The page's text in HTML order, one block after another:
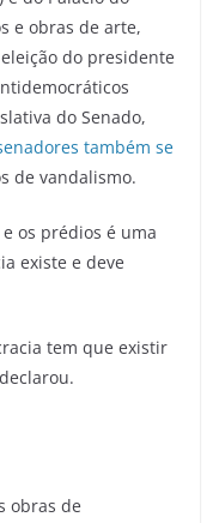
e obras de arte,
do presidente
do Senado,
também se
de vandalismo.
os prédios é uma
existe e deve
tem que existir
obras de